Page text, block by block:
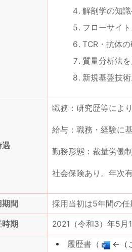
解剖学の知識
フローサイ
TCR・抗体
質量分析法
新規基盤技
遇
職務：研究歴等によ
給与：職務・経験に
勤務形態：裁量労働
社会保険あり。年次
間 採用当初は5年間の任
期 2021（令和3）年5月
履歴書（ ←（